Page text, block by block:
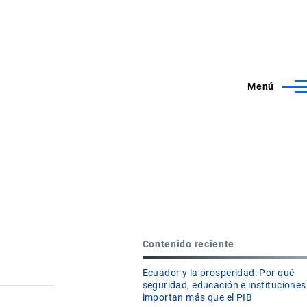
Menú
Contenido reciente
Ecuador y la prosperidad: Por qué
seguridad, educación e instituciones
importan más que el PIB